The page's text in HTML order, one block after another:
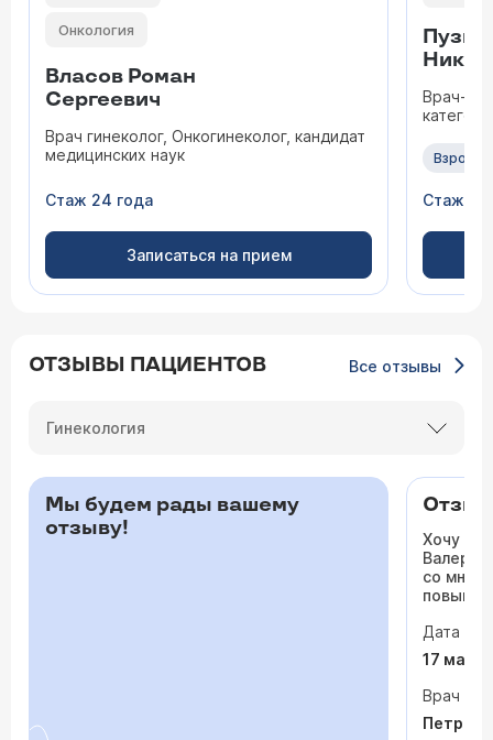
Онкология
Власов Роман
Сергеевич
Врач гинеколог, Онкогинеколог, кандидат
медицинских наук
Стаж 24 года
Записаться на прием
Врач-
Стаж 47
ОТЗЫВЫ ПАЦИЕНТОВ Все отзывы
Гинекология
Мы будем рады вашему
отзыву!
Хочу
со мной
сердца.
раз
врачи
На
Дата
17 мая
Врач